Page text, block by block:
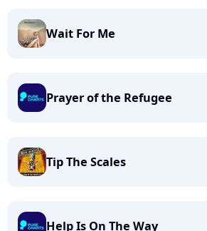
Wait For Me
Prayer of the Refugee
Tip The Scales
Help Is On The Way